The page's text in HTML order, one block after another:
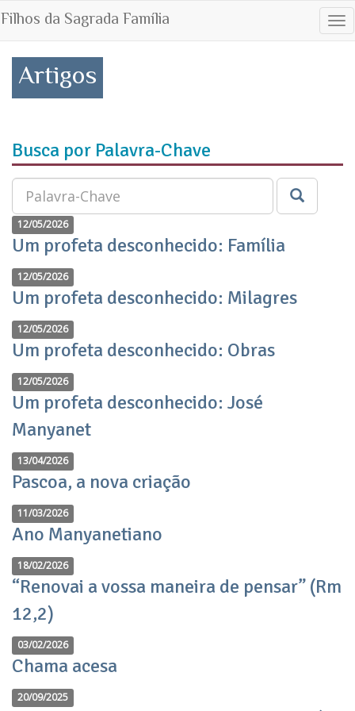
Filhos da Sagrada Família
Artigos
Busca por Palavra-Chave
12/05/2026
Um profeta desconhecido: Família
12/05/2026
Um profeta desconhecido: Milagres
12/05/2026
Um profeta desconhecido: Obras
12/05/2026
Um profeta desconhecido: José
Manyanet
13/04/2026
Pascoa, a nova criação
11/03/2026
Ano Manyanetiano
18/02/2026
“Renovai a vossa maneira de pensar” (Rm
12,2)
03/02/2026
Chama acesa
20/09/2025